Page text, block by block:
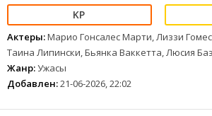
Актеры:Марио Гонсалес Марти, Лиззи
Таина Липински, Бьянка Ваккетта, Люсия
Жанр:Ужасы
Добавлен:21-06-2026, 22:02